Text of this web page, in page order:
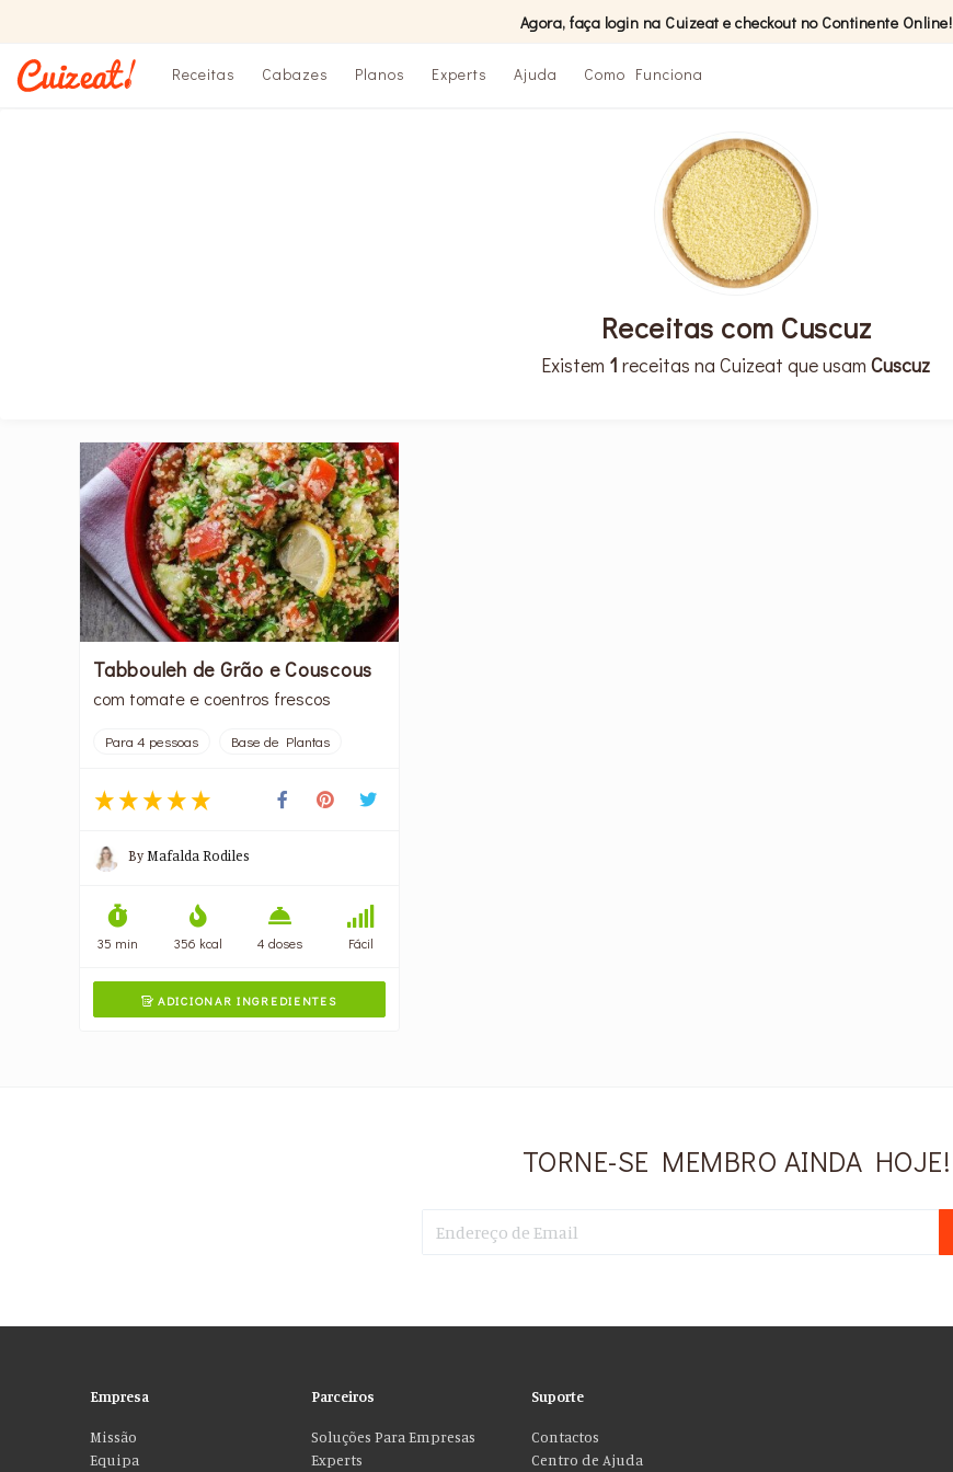
Agora, faça login na Cuizeat e checkout no Continente Online!
Receitas Cabazes Planos Experts Ajuda Como Funciona
Receitas com Cuscuz
Existem 1 receitas na Cuizeat que usamCuscuz
Tabbouleh de Grão e Couscous
com tomate e coentros frescos
Para 4 pessoas Base de Plantas
ByMafalda Rodiles
35 min 356 kcal 4 doses Fácil
 ADICIONAR INGREDIENTES
TORNE-SE MEMBRO AINDA HOJE!
Empresa
Missão
Equipa
Parceiros
Soluções Para Empresas
Experts
Suporte
Contactos
Centro de Ajuda